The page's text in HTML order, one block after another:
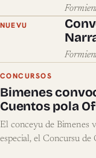
NUEVU
CONCURSOS
Bimenes
Cuentos pola
El conceyu de Bimenes
especial, el Concursu de